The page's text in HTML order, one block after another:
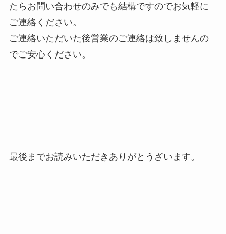
たらお問い合わせのみでも結構ですのでお気軽に
ご連絡ください。
ご連絡いただいた後営業のご連絡は致しませんの
でご安心ください。
最後までお読みいただきありがとうざいます。